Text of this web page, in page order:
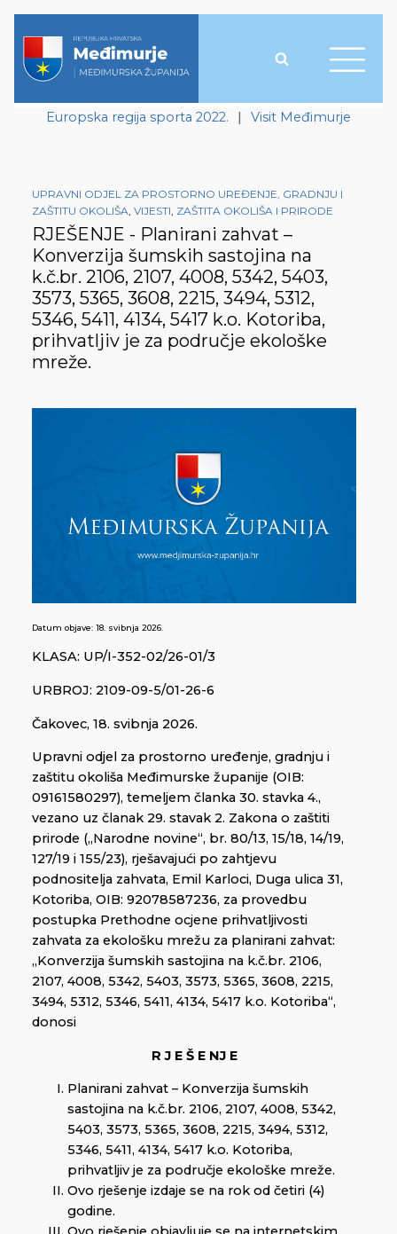
Europska regija sporta 2022. | Visit Međimurje
UPRAVNI ODJEL ZA PROSTORNO UREĐENJE, GRADNJU I
ZAŠTITU OKOLIŠA, VIJESTI, ZAŠTITA OKOLIŠA I PRIRODE
RJEŠENJE - Planirani zahvat –
Konverzija šumskih sastojina na
k.č.br. 2106, 2107, 4008, 5342, 5403,
3573, 5365, 3608, 2215, 3494, 5312,
5346, 5411, 4134, 5417 k.o. Kotoriba,
prihvatljiv je za područje ekološke
mreže.
Datum objave: 18. svibnja 2026.
KLASA: UP/I-352-02/26-01/3
URBROJ: 2109-09-5/01-26-6
Čakovec, 18. svibnja 2026.
Upravni odjel za prostorno uređenje, gradnju i
zaštitu okoliša Međimurske županije (OIB:
09161580297), temeljem članka 30. stavka 4.,
vezano uz članak 29. stavak 2. Zakona o zaštiti
prirode („Narodne novine“, br. 80/13, 15/18, 14/19,
127/19 i 155/23), rješavajući po zahtjevu
podnositelja zahvata, Emil Karloci, Duga ulica 31,
Kotoriba, OIB: 92078587236, za provedbu
postupka Prethodne ocjene prihvatljivosti
zahvata za ekološku mrežu za planirani zahvat:
„Konverzija šumskih sastojina na k.č.br. 2106,
2107, 4008, 5342, 5403, 3573, 5365, 3608, 2215,
3494, 5312, 5346, 5411, 4134, 5417 k.o. Kotoriba“,
donosi
R J E Š E NJ E
Planirani zahvat – Konverzija šumskih
sastojina na k.č.br. 2106, 2107, 4008, 5342,
5403, 3573, 5365, 3608, 2215, 3494, 5312,
5346, 5411, 4134, 5417 k.o. Kotoriba,
prihvatljiv je za područje ekološke mreže.
Ovo rješenje izdaje se na rok od četiri (4)
godine.